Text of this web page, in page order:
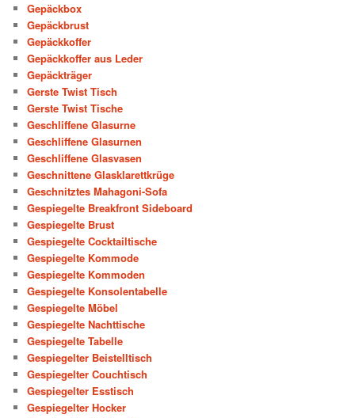
Gepäckbox
Gepäckbrust
Gepäckkoffer
Gepäckkoffer aus Leder
Gepäckträger
Gerste Twist Tisch
Gerste Twist Tische
Geschliffene Glasurne
Geschliffene Glasurnen
Geschliffene Glasvasen
Geschnittene Glasklarettkrüge
Geschnitztes Mahagoni-Sofa
Gespiegelte Breakfront Sideboard
Gespiegelte Brust
Gespiegelte Cocktailtische
Gespiegelte Kommode
Gespiegelte Kommoden
Gespiegelte Konsolentabelle
Gespiegelte Möbel
Gespiegelte Nachttische
Gespiegelte Tabelle
Gespiegelter Beistelltisch
Gespiegelter Couchtisch
Gespiegelter Esstisch
Gespiegelter Hocker